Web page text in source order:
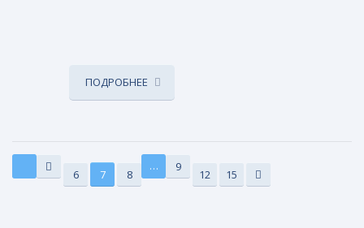
ПОДРОБНЕЕ
6 7 8
… 9
12 15